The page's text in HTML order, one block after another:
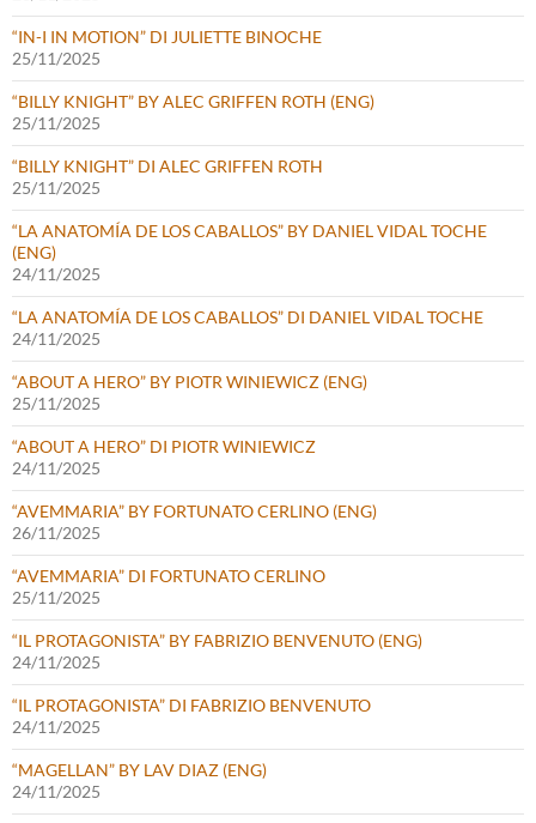
“IN-I IN MOTION” DI JULIETTE BINOCHE
25/11/2025
“BILLY KNIGHT” BY ALEC GRIFFEN ROTH (ENG)
25/11/2025
“BILLY KNIGHT” DI ALEC GRIFFEN ROTH
25/11/2025
“LA ANATOMÍA DE LOS CABALLOS” BY DANIEL VIDAL TOCHE
(ENG)
24/11/2025
“LA ANATOMÍA DE LOS CABALLOS” DI DANIEL VIDAL TOCHE
24/11/2025
“ABOUT A HERO” BY PIOTR WINIEWICZ (ENG)
25/11/2025
“ABOUT A HERO” DI PIOTR WINIEWICZ
24/11/2025
“AVEMMARIA” BY FORTUNATO CERLINO (ENG)
26/11/2025
“AVEMMARIA” DI FORTUNATO CERLINO
25/11/2025
“IL PROTAGONISTA” BY FABRIZIO BENVENUTO (ENG)
24/11/2025
“IL PROTAGONISTA” DI FABRIZIO BENVENUTO
24/11/2025
“MAGELLAN” BY LAV DIAZ (ENG)
24/11/2025